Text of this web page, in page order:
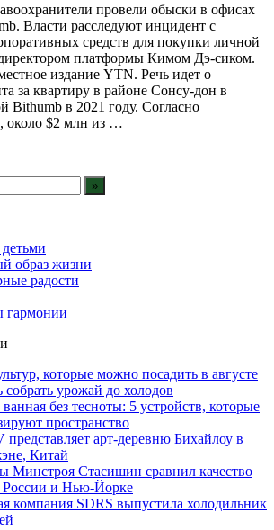
провели обыски в офисах
Власти расследуют инцидент с
средств для покупки личной
платформы Кимом Дэ-сиком.
издание YTN. Речь идет о
за квартиру в районе Сонсу-дон в
Bithumb в 2021 году. Согласно
около $2 млн из …
образ жизни
радости
гармонии
которые можно посадить в августе
собрать урожай до холодов
без тесноты: 5 устройств, которые
пространство
арт-деревню Бихайлоу в
Китай
Минстроя Стасишин сравнил качество
России и Нью-Йорке
компания SDRS выпустила холодильник